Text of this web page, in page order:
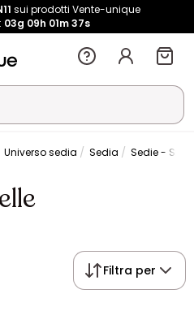
sui prodotti Vente-unique
03g 09h 01m37s
Universo sedia Sedia Sedie -
Filtra per